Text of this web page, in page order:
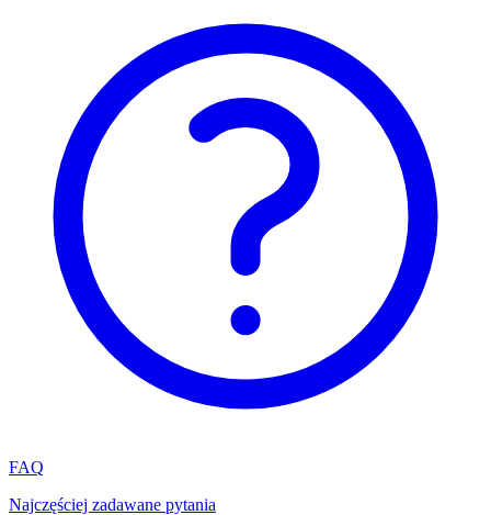
FAQ
Najczęściej zadawane pytania